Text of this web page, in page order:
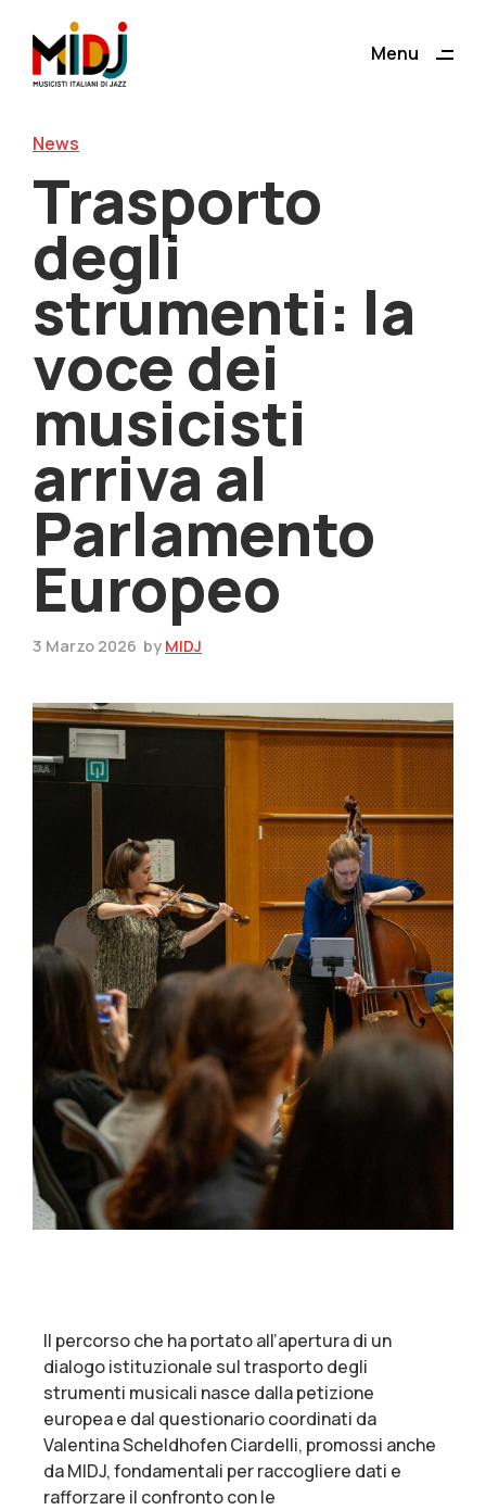
Menu
News
Trasporto
degli
strumenti: la
voce dei
musicisti
arriva al
Parlamento
Europeo
3 Marzo 2026 by MIDJ
Il percorso che ha portato all’apertura di un
dialogo istituzionale sul trasporto degli
strumenti musicali nasce dalla petizione
europea e dal questionario coordinati da
Valentina Scheldhofen Ciardelli, promossi anche
da MIDJ, fondamentali per raccogliere dati e
rafforzare il confronto con le